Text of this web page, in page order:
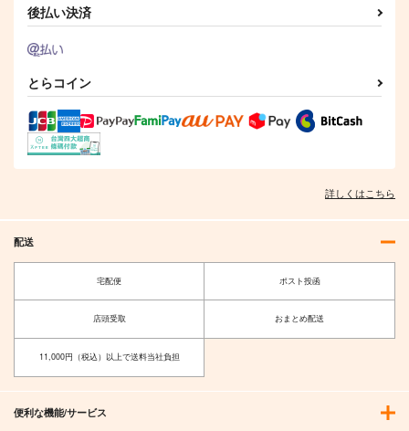
後払い決済
とらコイン
詳しくはこちら
配送
宅配便 ポスト投函
店頭受取 おまとめ配送
11,000円（税込）以上で送料当社負担
便利な機能/サービス